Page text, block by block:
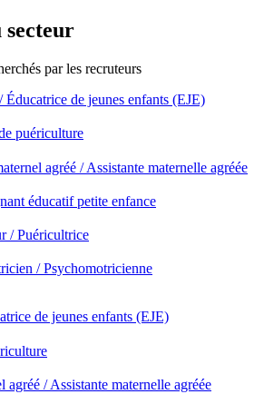
secteur
par les recruteurs
Éducatrice de jeunes enfants (EJE)
puériculture
agréé / Assistante maternelle agréée
éducatif petite enfance
/ Puéricultrice
/ Psychomotricienne
de jeunes enfants (EJE)
agréé / Assistante maternelle agréée